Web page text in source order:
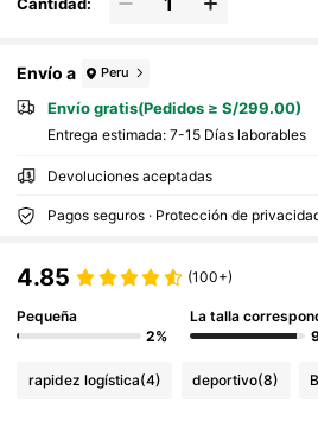
Envío a Peru
Envío gratis(Pedidos ≥ S/299.00)
Entrega estimada: 7-15 Días laborables
Devoluciones aceptadas
Pagos seguros · Protección de
4.85 (100+)
Pequeña
2%
La talla
rapidez logística(4) deportivo(8)